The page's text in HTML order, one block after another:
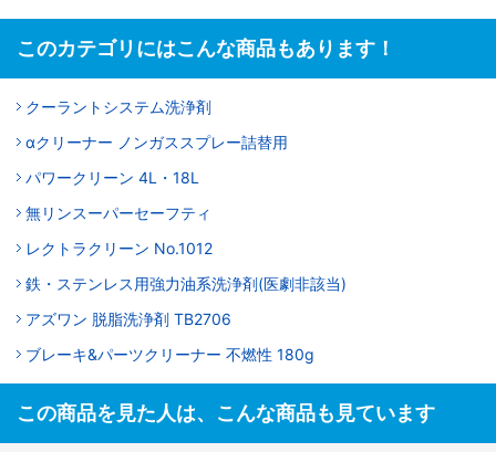
このカテゴリにはこんな商品もあります！
クーラントシステム洗浄剤
αクリーナー ノンガススプレー詰替用
パワークリーン 4L・18L
無リンスーパーセーフティ
レクトラクリーン No.1012
鉄・ステンレス用強力油系洗浄剤(医劇非該当)
アズワン 脱脂洗浄剤 TB2706
ブレーキ&パーツクリーナー 不燃性 180g
この商品を見た人は、こんな商品も見ています